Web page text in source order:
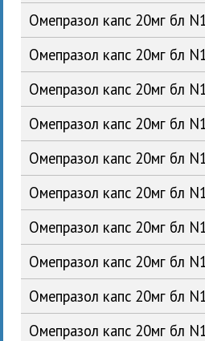
Омепразол капс 20мг бл
Омепразол капс 20мг бл
Омепразол капс 20мг бл
Омепразол капс 20мг бл
Омепразол капс 20мг бл
Омепразол капс 20мг бл
Омепразол капс 20мг бл
Омепразол капс 20мг бл
Омепразол капс 20мг бл
Омепразол капс 20мг бл